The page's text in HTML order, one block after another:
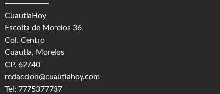
CuautlaHoy
Escolta de Morelos 36,
Col. Centro
Cuautla, Morelos
CP. 62740
redaccion@cuautlahoy.com
Tel: 7775377737